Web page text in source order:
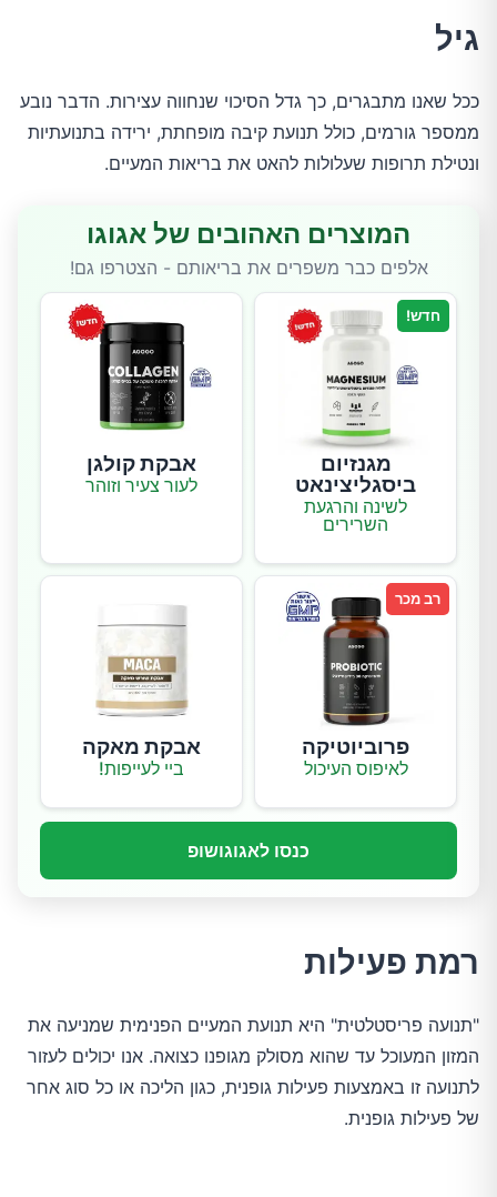
גיל
ככל שאנו מתבגרים, כך גדל הסיכוי שנחווה עצירות. הדבר נובע
ממספר גורמים, כולל תנועת קיבה מופחתת, ירידה בתנועתיות
ונטילת תרופות שעלולות להאט את בריאות המעיים.
המוצרים האהובים של אגוגו
אלפים כבר משפרים את בריאותם - הצטרפו גם!
חדש!
מגנזיום
ביסגליצינאט
לשינה והרגעת
השרירים
אבקת קולגן
לעור צעיר וזוהר
רב מכר
פרוביוטיקה
לאיפוס העיכול
אבקת מאקה
ביי לעייפות!
כנסו לאגוגושופ
רמת פעילות
"תנועה פריסטלטית" היא תנועת המעיים הפנימית שמניעה את
המזון המעוכל עד שהוא מסולק מגופנו כצואה. אנו יכולים לעזור
לתנועה זו באמצעות פעילות גופנית, כגון הליכה או כל סוג אחר
של פעילות גופנית.